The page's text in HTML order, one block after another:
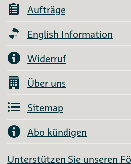
Aufträge
English Information
Widerruf
Über uns
Sitemap
Abo kündigen
Unterstützen Sie unseren